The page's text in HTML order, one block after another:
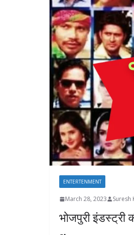
ENTERTENMENT
March 28, 2023 Suresh
भोजपुरी इंडस्ट्री